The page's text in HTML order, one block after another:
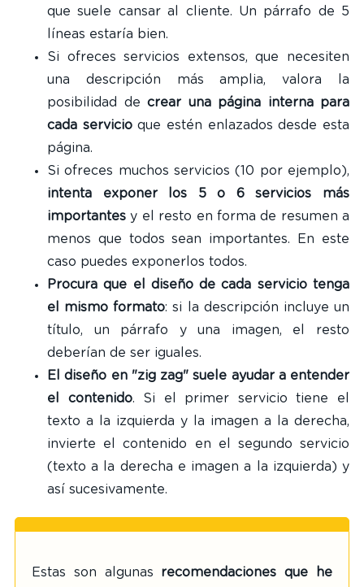
que suele cansar al cliente. Un párrafo de 5
líneas estaría bien.
Si ofreces servicios extensos, que necesiten
una descripción más amplia, valora la
posibilidad de crear una página interna para
cada servicioque estén enlazados desde esta
página.
Si ofreces muchos servicios (10 por ejemplo),
intenta exponer los 5 o 6 servicios más
importantes y el resto en forma de resumen a
menos que todos sean importantes. En este
caso puedes exponerlos todos.
Procura que el diseño de cada servicio tenga
el mismo formato: si la descripción incluye un
título, un párrafo y una imagen, el resto
deberían de ser iguales.
El diseño en "zig zag" suele ayudar a entender
el contenido. Si el primer servicio tiene el
texto a la izquierda y la imagen a la derecha,
invierte el contenido en el segundo servicio
(texto a la derecha e imagen a la izquierda) y
así sucesivamente.
Estas son algunas recomendaciones que he